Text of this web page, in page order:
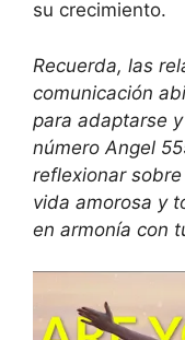
su crecimiento.
Recuerda, las
comunicación
para adaptarse
número Angel
reflexionar
vida amorosa y
en armonía con